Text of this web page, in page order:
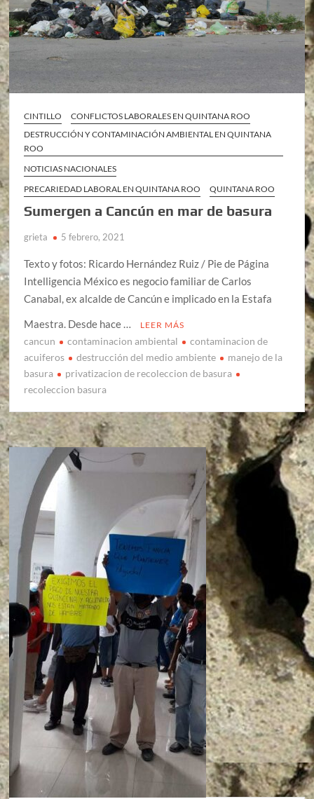
CINTILLO
CONFLICTOS LABORALES EN QUINTANA ROO
DESTRUCCIÓN Y CONTAMINACIÓN AMBIENTAL EN QUINTANA
ROO
NOTICIAS NACIONALES
PRECARIEDAD LABORAL EN QUINTANA ROO
QUINTANA ROO
Sumergen a Cancún en mar de basura
grieta 5 febrero, 2021
Texto y fotos: Ricardo Hernández Ruiz / Pie de Página
Intelligencia México es negocio familiar de Carlos
Canabal, ex alcalde de Cancún e implicado en la Estafa
Maestra. Desde hace …
LEER MÁS
cancun contaminacion ambiental
contaminacion de
acuiferos
destrucción del medio ambiente
manejo de la
basura
privatizacion de recoleccion de basura
recoleccion basura